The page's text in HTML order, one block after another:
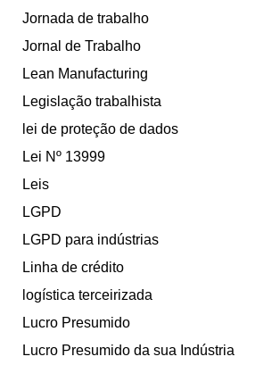
Jornada de trabalho
Jornal de Trabalho
Lean Manufacturing
Legislação trabalhista
lei de proteção de dados
Lei Nº 13999
Leis
LGPD
LGPD para indústrias
Linha de crédito
logística terceirizada
Lucro Presumido
Lucro Presumido da sua Indústria